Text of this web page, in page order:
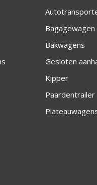
Bagagewagen
Bakwagens
Gesloten
Kipper
Paardentrailer